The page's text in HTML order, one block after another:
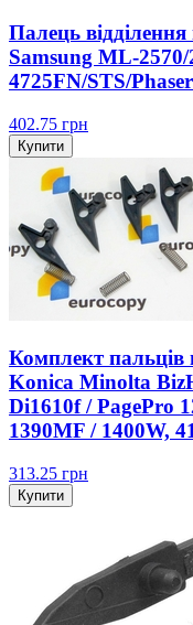
Палець відділення
Samsung ML-
4725FN/STS/
402.75 грн
Купити
Комплект пальців
Konica Minolta
Di1610f / PagePro
1390MF / 1400W,
313.25 грн
Купити